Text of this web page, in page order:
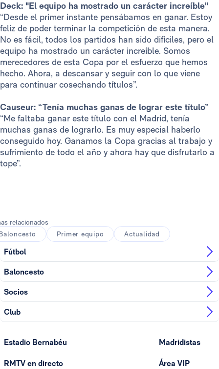
Deck: "El equipo ha mostrado un carácter increíble"
“Desde el primer instante pensábamos en ganar. Estoy
feliz de poder terminar la competición de esta manera.
No es fácil, todos los partidos han sido difíciles, pero el
equipo ha mostrado un carácter increíble. Somos
merecedores de esta Copa por el esfuerzo que hemos
hecho. Ahora, a descansar y seguir con lo que viene
para continuar cosechando títulos”.
Causeur: “Tenía muchas ganas de lograr este título”
“Me faltaba ganar este título con el Madrid, tenía
muchas ganas de lograrlo. Es muy especial haberlo
conseguido hoy. Ganamos la Copa gracias al trabajo y
sufrimiento de todo el año y ahora hay que disfrutarlo a
tope”.
relacionados
Primer equipo Actualidad
Fútbol
Baloncesto
Socios
Club
Estadio Bernabéu
RMTV en directo
Madridistas
Área VIP